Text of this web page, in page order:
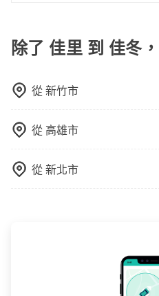
公車、捷運、客運等，或者
利的出行方式，您也可以選
除了 佳里 到 佳冬
從新竹市
從 高雄市
從新北市